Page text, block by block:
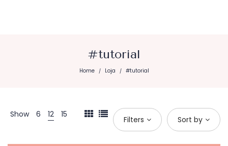
#tutorial
Home / Loja / #tutorial
Show 6 12 15
Filters Sort by